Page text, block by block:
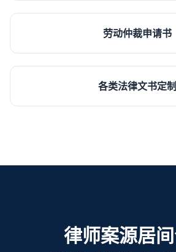
劳动仲裁申请书
各类法律文书定制
律师案源居